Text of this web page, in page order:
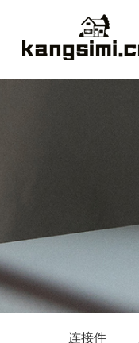
连接件